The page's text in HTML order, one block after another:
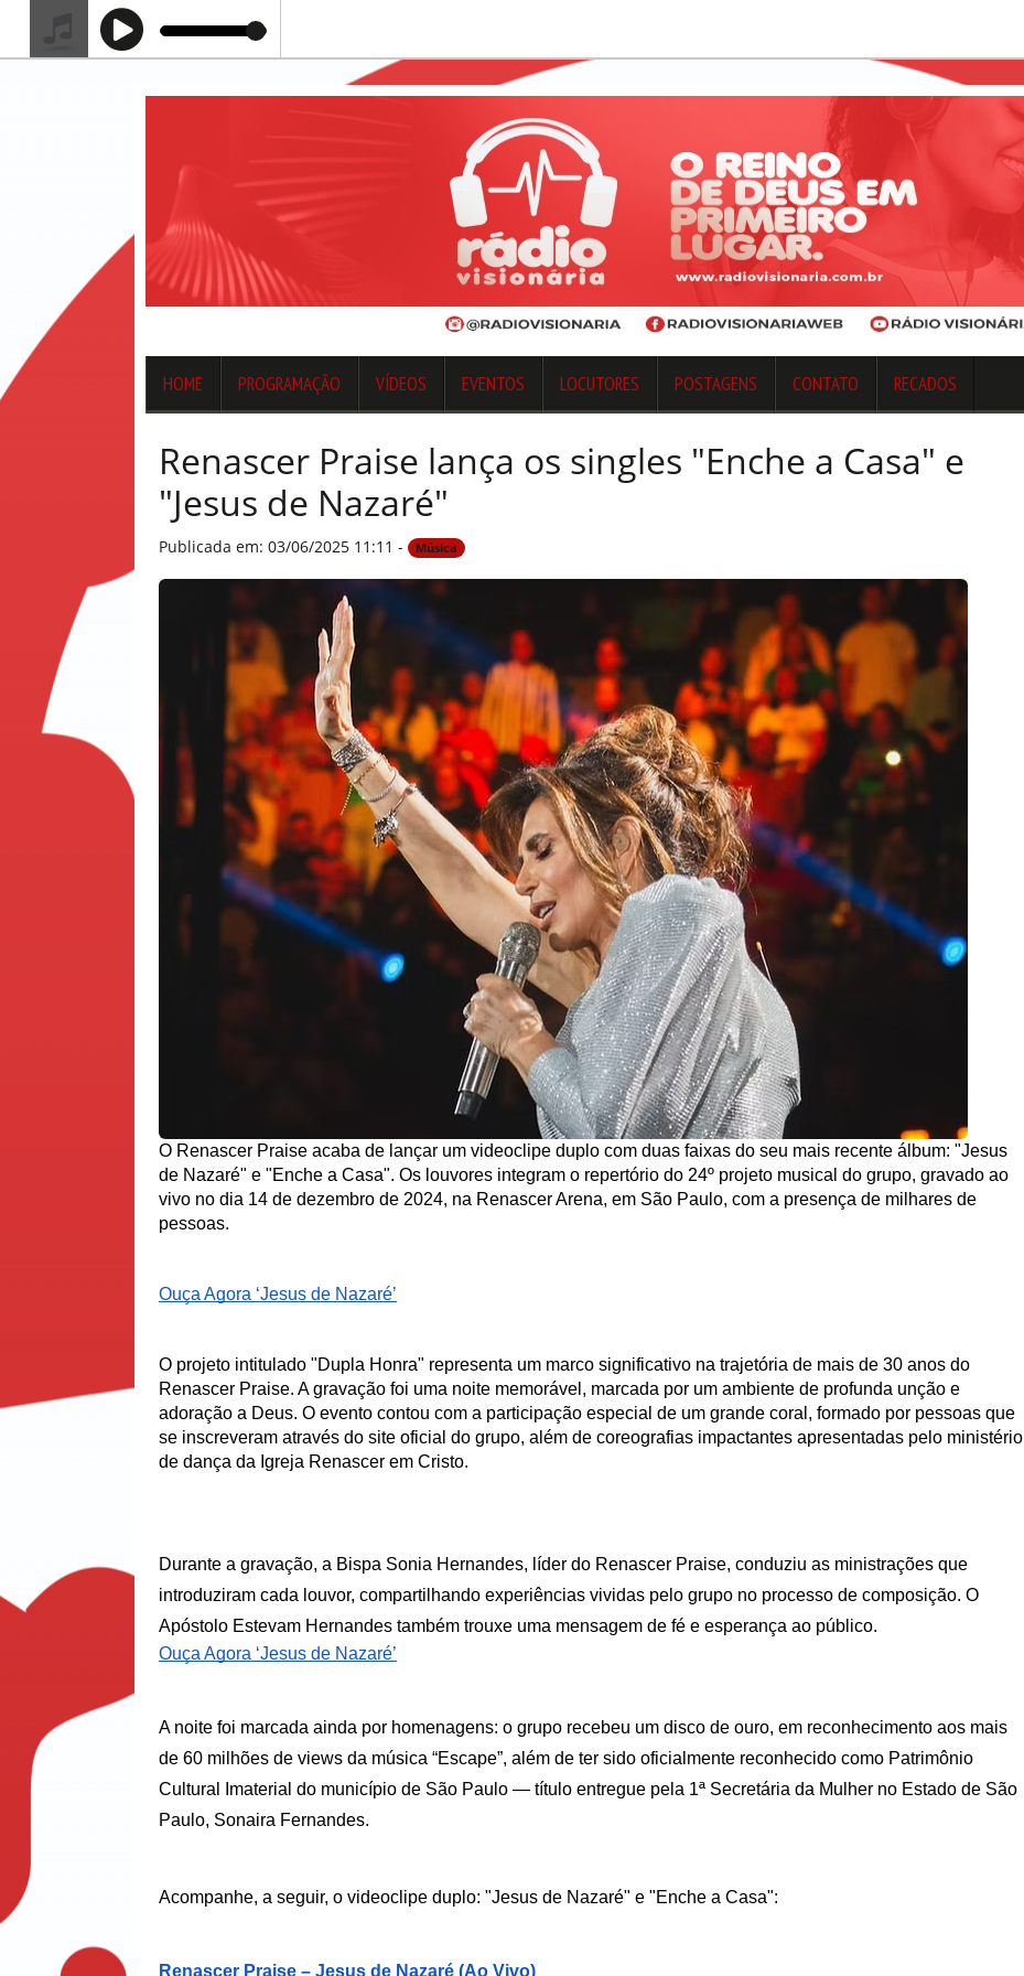
HOME PROGRAMAÇÃO VÍDEOS EVENTOS LOCUTORES POSTAGENS CONTATO RECADOS
Renascer Praise lança os singles "Enche a Casa" e
"Jesus de Nazaré"
Publicada em: 03/06/2025 11:11 - Música
O Renascer Praise acaba de lançar um videoclipe duplo com duas faixas do seu mais recente álbum: "Jesus
de Nazaré" e "Enche a Casa". Os louvores integram o repertório do 24º projeto musical do grupo, gravado ao
vivo no dia 14 de dezembro de 2024, na Renascer Arena, em São Paulo, com a presença de milhares de
pessoas.
Ouça Agora ‘Jesus de Nazaré’
O projeto intitulado "Dupla Honra" representa um marco significativo na trajetória de mais de 30 anos do
Renascer Praise. A gravação foi uma noite memorável, marcada por um ambiente de profunda unção e
adoração a Deus. O evento contou com a participação especial de um grande coral, formado por pessoas que
se inscreveram através do site oficial do grupo, além de coreografias impactantes apresentadas pelo ministério
de dança da Igreja Renascer em Cristo.
Durante a gravação, a Bispa Sonia Hernandes, líder do Renascer Praise, conduziu as ministrações que
introduziram cada louvor, compartilhando experiências vividas pelo grupo no processo de composição. O
Apóstolo Estevam Hernandes também trouxe uma mensagem de fé e esperança ao público.
Ouça Agora ‘Jesus de Nazaré’
A noite foi marcada ainda por homenagens: o grupo recebeu um disco de ouro, em reconhecimento aos mais
de 60 milhões de views da música “Escape”, além de ter sido oficialmente reconhecido como Patrimônio
Cultural Imaterial do município de São Paulo — título entregue pela 1ª Secretária da Mulher no Estado de São
Paulo, Sonaira Fernandes.
Acompanhe, a seguir, o videoclipe duplo: "Jesus de Nazaré" e "Enche a Casa":
Renascer Praise – Jesus de Nazaré (Ao Vivo)